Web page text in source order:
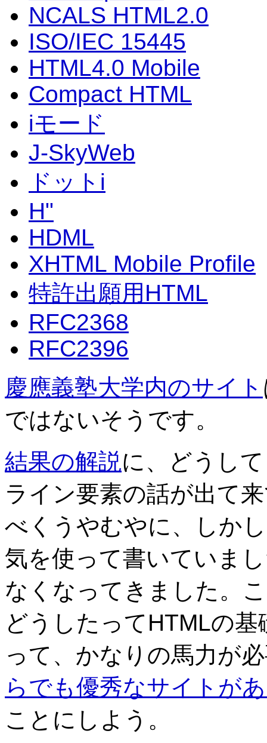
NCALS HTML2.0
ISO/IEC 15445
HTML4.0 Mobile
Compact HTML
iモード
J-SkyWeb
ドットi
H"
HDML
XHTML Mobile Profile
特許出願用HTML
RFC2368
RFC2396
慶應義塾大学内のサイト
ではないそうです。
結果の解説に、どうし
ライン要素の話が出て
べくうやむやに、しか
気を使って書いていま
なくなってきました。
どうしたってHTMLの
って、かなりの馬力が
らでも優秀なサイトが
ことにしよう。